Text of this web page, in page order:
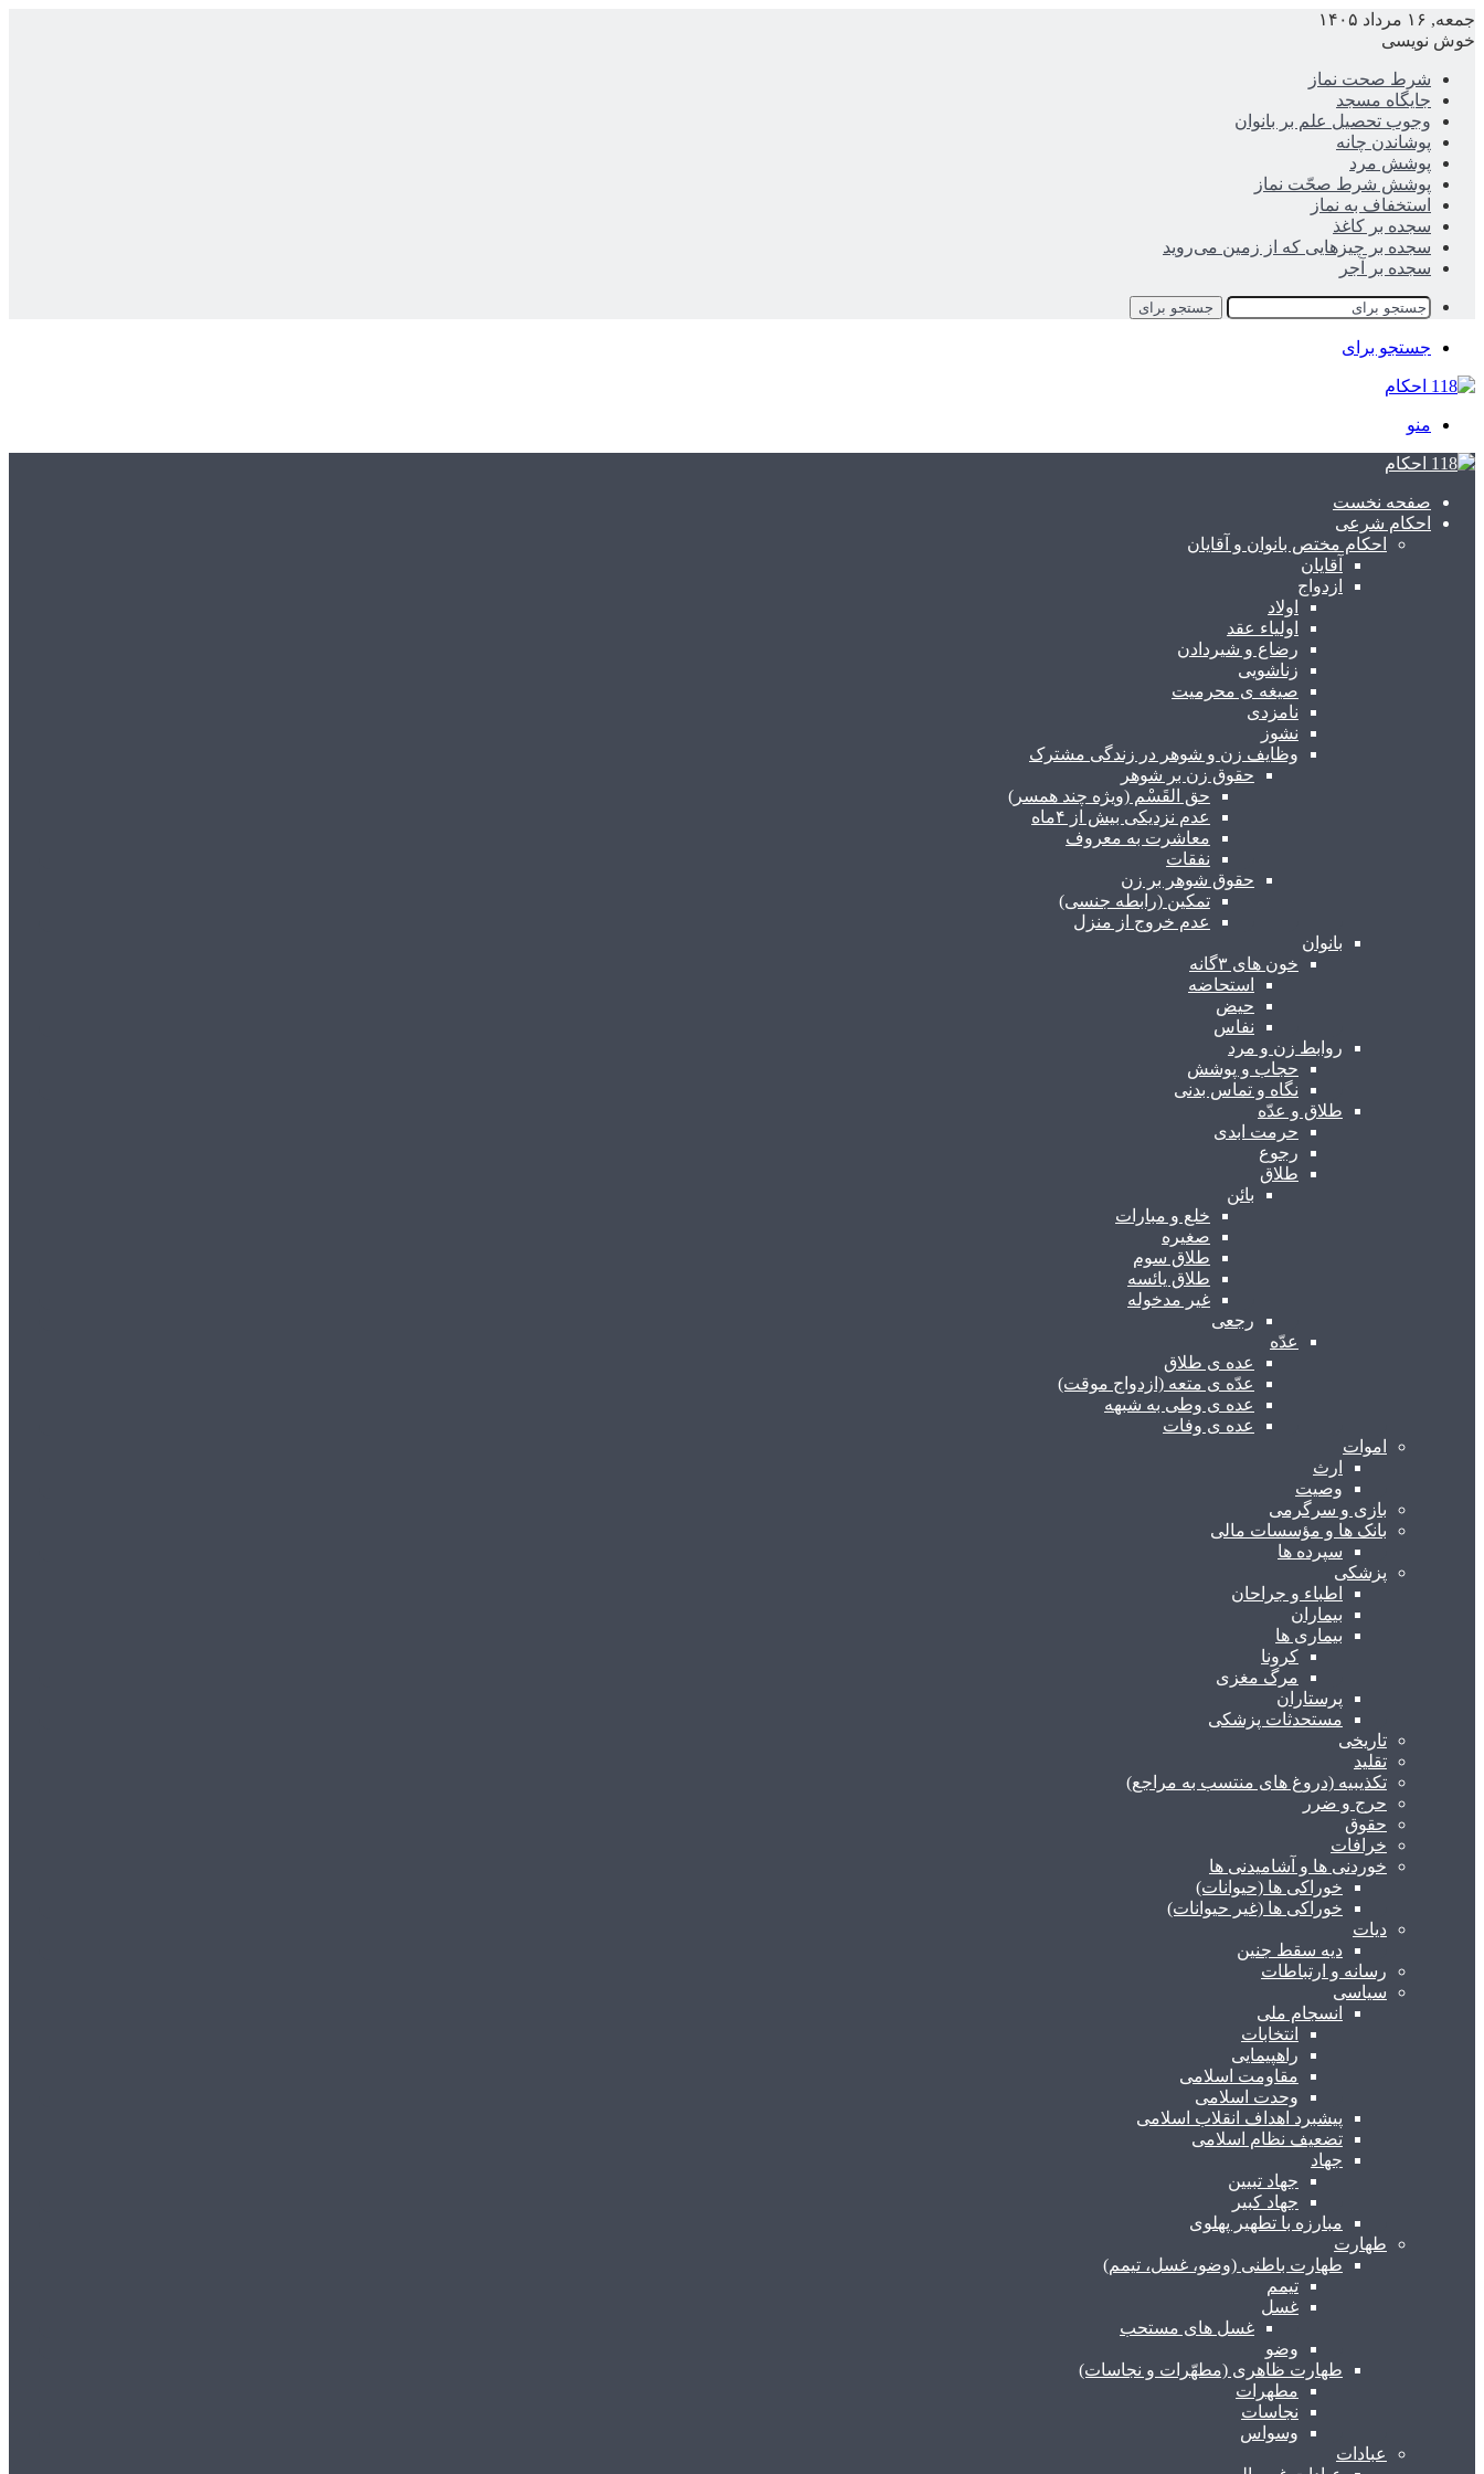
جمعه, ۱۶ مرداد ۱۴۰۵
خوش نویسی
شرط صحت نماز
جایگاه مسجد
وجوب تحصیل علم بر بانوان
پوشاندن چانه
پوشش مرد
پوشش شرط صحّت نماز
استخفاف به نماز
سجده بر کاغذ
سجده بر چیزهایی که از زمین می‌روید
سجده بر آجر
جستجو برای
جستجو برای
منو
صفحه نخست
احکام شرعی
احکام مختص بانوان و آقایان
آقایان
ازدواج
اولاد
اولیاء عقد
رضاع و شیردادن
زناشویی
صیغه ی محرمیت
نامزدی
نشوز
وظایف زن و شوهر در زندگی مشترک
حقوق زن بر شوهر
حق القَسْم (ویژه چند همسر)
عدم نزدیکی بیش از ۴ماه
معاشرت به معروف
نفقات
حقوق شوهر بر زن
تمکین (رابطه جنسی)
عدم خروج از منزل
بانوان
خون های ۳گانه
استحاضه
حیض
نفاس
روابط زن و مرد
حجاب و پوشش
نگاه و تماس بدنی
طلاق و عدّه
حرمت ابدی
رجوع
طلاق
بائن
خلع و مبارات
صغیره
طلاق سوم
طلاق یائسه
غیر مدخوله
رجعی
عدّه
عده ی طلاق
عدّه ی متعه (ازدواج موقت)
عده ی وطی به شبهه
عده ی وفات
اموات
ارث
وصیت
بازی و سرگرمی
بانک ها و مؤسسات مالی
سپرده ها
پزشکی
اطباء و جراحان
بیماران
بیماری ها
کرونا
مرگ مغزی
پرستاران
مستحدثات پزشکی
تاریخی
تقلید
تکذیبیه (دروغ های منتسب به مراجع)
حرج و ضرر
حقوق
خرافات
خوردنی ها و آشامیدنی ها
خوراکی ها (حیوانات)
خوراکی ها (غیر حیوانات)
دیات
دیه سقط جنین
رسانه و ارتباطات
سیاسی
انسجام ملی
انتخابات
راهپیمایی
مقاومت اسلامی
وحدت اسلامی
پیشبرد اهداف انقلاب اسلامی
تضعیف نظام اسلامی
جهاد
جهاد تبیین
جهاد کبیر
مبارزه با تطهیر پهلوی
طهارت
طهارت باطنی (وضو، غسل، تیمم)
تیمم
غسل
غسل های مستحب
وضو
طهارت ظاهری (مطهّرات و نجاسات)
مطهرات
نجاسات
وسواس
عبادات